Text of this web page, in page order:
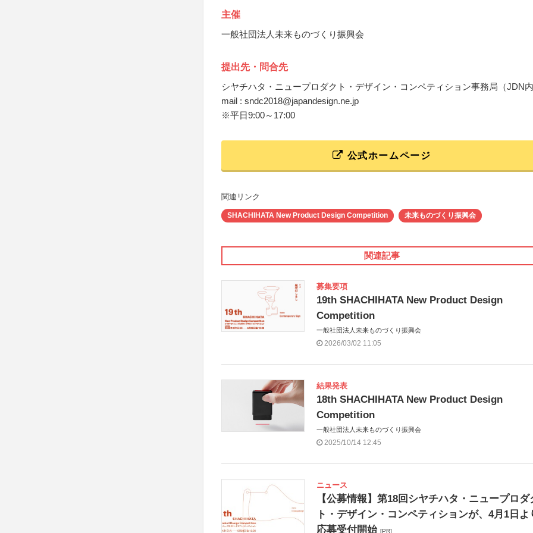
主催
一般社団法人未来ものづくり振興会
提出先・問合先
シヤチハタ・ニュープロダクト・デザイン・コンペティション事務局（JDN
mail : sndc2018@japandesign.ne.jp
※平日9:00～17:00
公式ホームページ
関連リンク
SHACHIHATA New Product Design Competition 未来ものづくり振興会
関連記事
募集要項
19th SHACHIHATA New Product Design
Competition
一般社団法人未来ものづくり振興会
2026/03/02 11:05
結果発表
18th SHACHIHATA New Product Design
Competition
一般社団法人未来ものづくり振興会
2025/10/14 12:45
ニュース
【公募情報】第18回シヤチハタ・ニュープロダ
ト・デザイン・コンペティションが、4月1日よ
応募受付開始 [PR]